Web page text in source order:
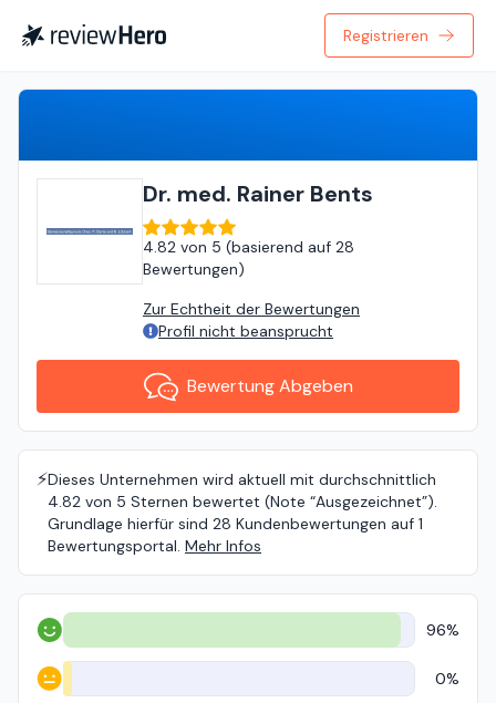
Registrieren
Dr. med. Rainer Bents
4.82 von 5 (basierend auf 28
Bewertungen)
Zur Echtheit der Bewertungen
Profil nicht beansprucht
Bewertung Abgeben
⚡️Dieses Unternehmen wird aktuell mit durchschnittlich
4.82 von 5 Sternen bewertet (Note “Ausgezeichnet”).
Grundlage hierfür sind 28 Kundenbewertungen auf 1
Bewertungsportal. Mehr Infos
Positiv 96%
Neutral 0%